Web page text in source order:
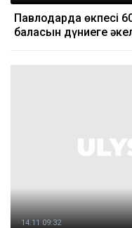
Павлодарда өкпесі
баласын дүниеге
14.11 09:32